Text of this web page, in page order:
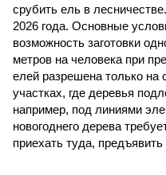
срубить ель в
2026 года. Основные
возможность заготовки
метров на человека при
елей разрешена только на
участках, где деревья
например, под линиями
новогоднего дерева
приехать туда,